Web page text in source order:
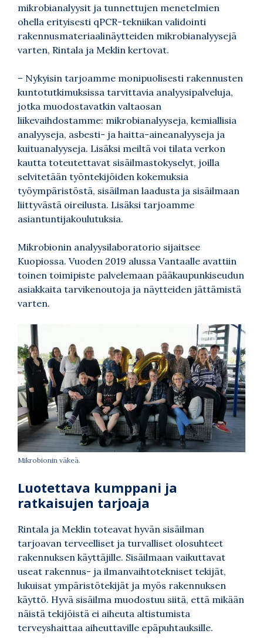
mikrobianalyysit ja tunnettujen menetelmien
ohella erityisesti qPCR-tekniikan validointi
rakennusmateriaalinäytteiden mikrobianalyysejä
varten, Rintala ja Meklin kertovat.
– Nykyisin tarjoamme monipuolisesti rakennusten
kuntotutkimuksissa tarvittavia analyysipalveluja,
jotka muodostavatkin valtaosan
liikevaihdostamme: mikrobianalyyseja, kemiallisia
analyyseja, asbesti- ja haitta-aineanalyyseja ja
kuituanalyyseja. Lisäksi meiltä voi tilata verkon
kautta toteutettavat sisäilmastokyselyt, joilla
selvitetään työntekijöiden kokemuksia
työympäristöstä, sisäilman laadusta ja sisäilmaan
liittyvästä oireilusta. Lisäksi tarjoamme
asiantuntijakoulutuksia.
Mikrobionin analyysilaboratorio sijaitsee
Kuopiossa. Vuoden 2019 alussa Vantaalle avattiin
toinen toimipiste palvelemaan pääkaupunkiseudun
asiakkaita tarvikenoutoja ja näytteiden jättämistä
varten.
Mikrobionin väkeä.
Luotettava kumppani ja
ratkaisujen tarjoaja
Rintala ja Meklin toteavat hyvän sisäilman
tarjoavan terveelliset ja turvalliset olosuhteet
rakennuksen käyttäjille. Sisäilmaan vaikuttavat
useat rakennus- ja ilmanvaihtotekniset tekijät,
lukuisat ympäristötekijät ja myös rakennuksen
käyttö. Hyvä sisäilma muodostuu siitä, että mikään
näistä tekijöistä ei aiheuta altistumista
terveyshaittaa aiheuttaville epäpuhtauksille.